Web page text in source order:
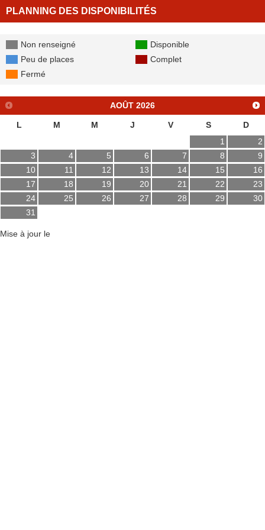
PLANNING DES DISPONIBILITÉS
Non renseigné
Disponible
Peu de places
Complet
Fermé
AOÛT 2026
L M M J V S
D
1
2
3
4 5 6 7 8
9
10
11 12 13 14 15
16
17
18 19 20 21 22
23
24
25 26 27 28 29
30
31
Mise à jour le